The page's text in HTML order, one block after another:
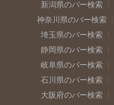
新潟県のバー検索
神奈川県のバー検索
埼玉県のバー検索
静岡県のバー検索
岐阜県のバー検索
石川県のバー検索
大阪府のバー検索